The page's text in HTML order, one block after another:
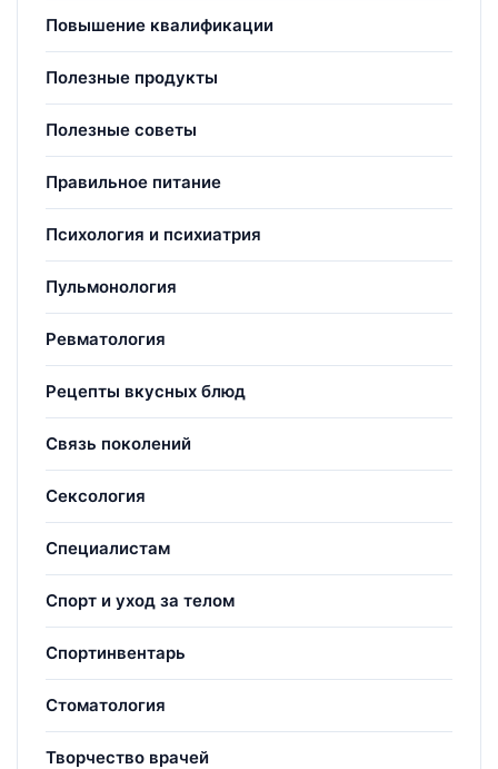
Повышение квалификации
Полезные продукты
Полезные советы
Правильное питание
Психология и психиатрия
Пульмонология
Ревматология
Рецепты вкусных блюд
Связь поколений
Сексология
Специалистам
Спорт и уход за телом
Спортинвентарь
Стоматология
Творчество врачей